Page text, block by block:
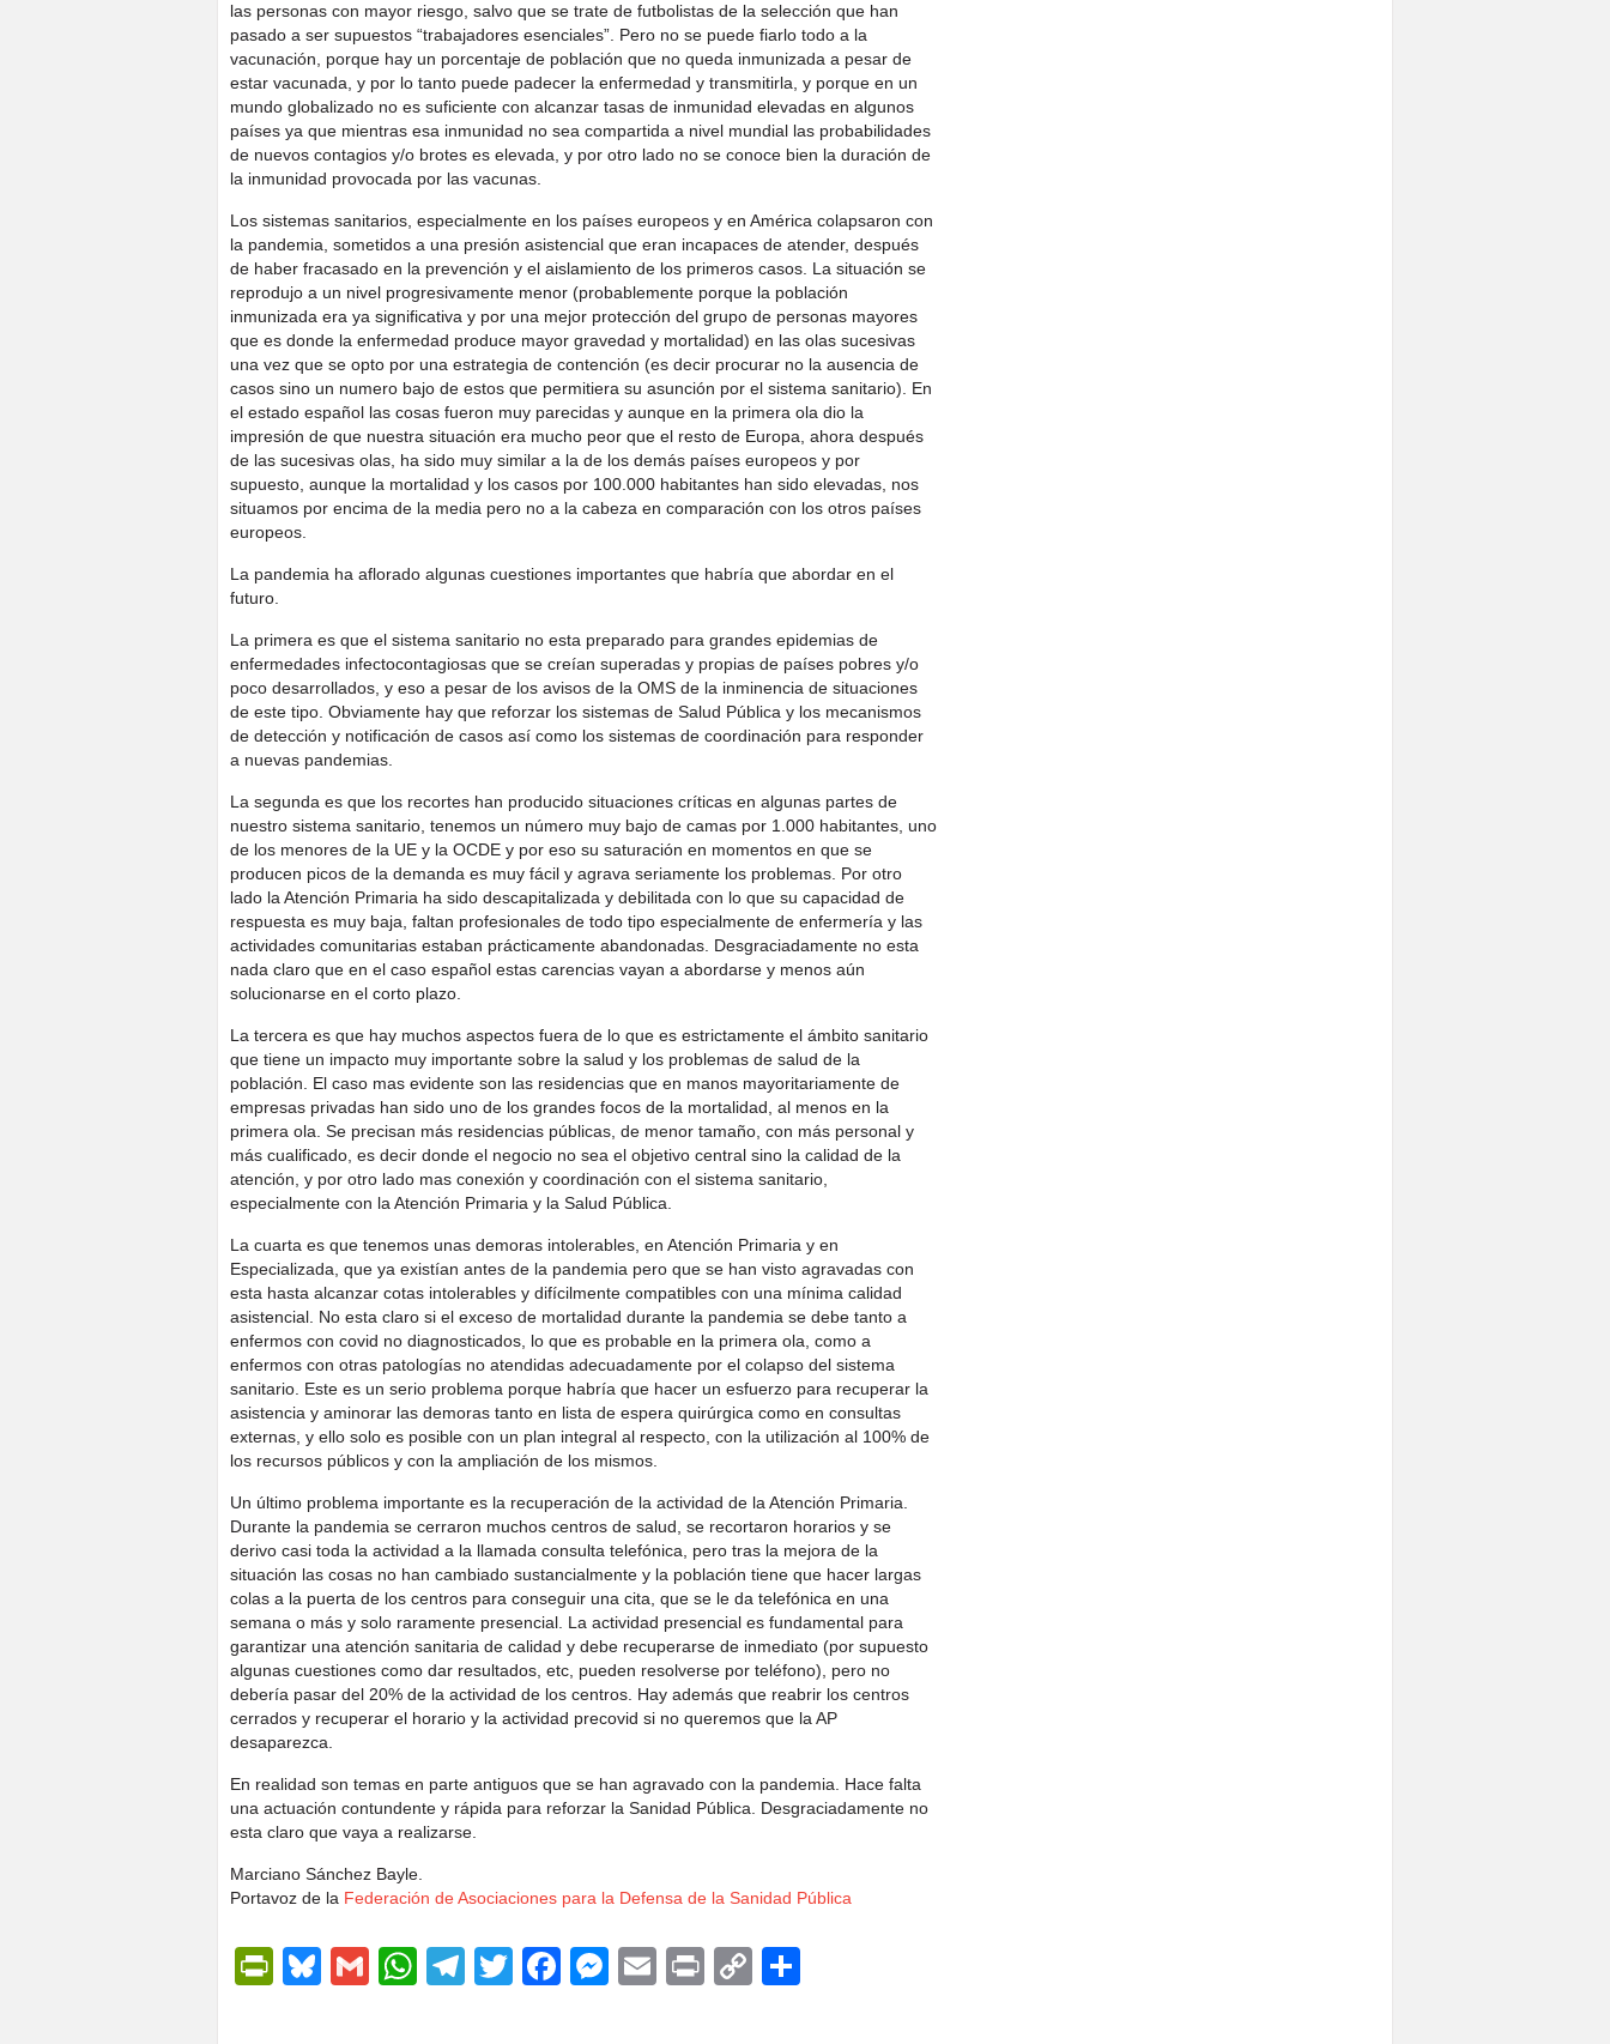
las personas con mayor riesgo, salvo que se trate de futbolistas de la selección que han
pasado a ser supuestos “trabajadores esenciales”. Pero no se puede fiarlo todo a la
vacunación, porque hay un porcentaje de población que no queda inmunizada a pesar de
estar vacunada, y por lo tanto puede padecer la enfermedad y transmitirla, y porque en un
mundo globalizado no es suficiente con alcanzar tasas de inmunidad elevadas en algunos
países ya que mientras esa inmunidad no sea compartida a nivel mundial las probabilidades
de nuevos contagios y/o brotes es elevada, y por otro lado no se conoce bien la duración de
la inmunidad provocada por las vacunas.
Los sistemas sanitarios, especialmente en los países europeos y en América colapsaron con
la pandemia, sometidos a una presión asistencial que eran incapaces de atender, después
de haber fracasado en la prevención y el aislamiento de los primeros casos. La situación se
reprodujo a un nivel progresivamente menor (probablemente porque la población
inmunizada era ya significativa y por una mejor protección del grupo de personas mayores
que es donde la enfermedad produce mayor gravedad y mortalidad) en las olas sucesivas
una vez que se opto por una estrategia de contención (es decir procurar no la ausencia de
casos sino un numero bajo de estos que permitiera su asunción por el sistema sanitario). En
el estado español las cosas fueron muy parecidas y aunque en la primera ola dio la
impresión de que nuestra situación era mucho peor que el resto de Europa, ahora después
de las sucesivas olas, ha sido muy similar a la de los demás países europeos y por
supuesto, aunque la mortalidad y los casos por 100.000 habitantes han sido elevadas, nos
situamos por encima de la media pero no a la cabeza en comparación con los otros países
europeos.
La pandemia ha aflorado algunas cuestiones importantes que habría que abordar en el
futuro.
La primera es que el sistema sanitario no esta preparado para grandes epidemias de
enfermedades infectocontagiosas que se creían superadas y propias de países pobres y/o
poco desarrollados, y eso a pesar de los avisos de la OMS de la inminencia de situaciones
de este tipo. Obviamente hay que reforzar los sistemas de Salud Pública y los mecanismos
de detección y notificación de casos así como los sistemas de coordinación para responder
a nuevas pandemias.
La segunda es que los recortes han producido situaciones críticas en algunas partes de
nuestro sistema sanitario, tenemos un número muy bajo de camas por 1.000 habitantes, uno
de los menores de la UE y la OCDE y por eso su saturación en momentos en que se
producen picos de la demanda es muy fácil y agrava seriamente los problemas. Por otro
lado la Atención Primaria ha sido descapitalizada y debilitada con lo que su capacidad de
respuesta es muy baja, faltan profesionales de todo tipo especialmente de enfermería y las
actividades comunitarias estaban prácticamente abandonadas. Desgraciadamente no esta
nada claro que en el caso español estas carencias vayan a abordarse y menos aún
solucionarse en el corto plazo.
La tercera es que hay muchos aspectos fuera de lo que es estrictamente el ámbito sanitario
que tiene un impacto muy importante sobre la salud y los problemas de salud de la
población. El caso mas evidente son las residencias que en manos mayoritariamente de
empresas privadas han sido uno de los grandes focos de la mortalidad, al menos en la
primera ola. Se precisan más residencias públicas, de menor tamaño, con más personal y
más cualificado, es decir donde el negocio no sea el objetivo central sino la calidad de la
atención, y por otro lado mas conexión y coordinación con el sistema sanitario,
especialmente con la Atención Primaria y la Salud Pública.
La cuarta es que tenemos unas demoras intolerables, en Atención Primaria y en
Especializada, que ya existían antes de la pandemia pero que se han visto agravadas con
esta hasta alcanzar cotas intolerables y difícilmente compatibles con una mínima calidad
asistencial. No esta claro si el exceso de mortalidad durante la pandemia se debe tanto a
enfermos con covid no diagnosticados, lo que es probable en la primera ola, como a
enfermos con otras patologías no atendidas adecuadamente por el colapso del sistema
sanitario. Este es un serio problema porque habría que hacer un esfuerzo para recuperar la
asistencia y aminorar las demoras tanto en lista de espera quirúrgica como en consultas
externas, y ello solo es posible con un plan integral al respecto, con la utilización al 100% de
los recursos públicos y con la ampliación de los mismos.
Un último problema importante es la recuperación de la actividad de la Atención Primaria.
Durante la pandemia se cerraron muchos centros de salud, se recortaron horarios y se
derivo casi toda la actividad a la llamada consulta telefónica, pero tras la mejora de la
situación las cosas no han cambiado sustancialmente y la población tiene que hacer largas
colas a la puerta de los centros para conseguir una cita, que se le da telefónica en una
semana o más y solo raramente presencial. La actividad presencial es fundamental para
garantizar una atención sanitaria de calidad y debe recuperarse de inmediato (por supuesto
algunas cuestiones como dar resultados, etc, pueden resolverse por teléfono), pero no
debería pasar del 20% de la actividad de los centros. Hay además que reabrir los centros
cerrados y recuperar el horario y la actividad precovid si no queremos que la AP
desaparezca.
En realidad son temas en parte antiguos que se han agravado con la pandemia. Hace falta
una actuación contundente y rápida para reforzar la Sanidad Pública. Desgraciadamente no
esta claro que vaya a realizarse.
Marciano Sánchez Bayle.
Portavoz de la Federación de Asociaciones para la Defensa de la Sanidad Pública
PrintFriendly
Bluesky
GmailWhatsApp
Telegram
TwitterFacebook
Messenger
EmailPrintCopy